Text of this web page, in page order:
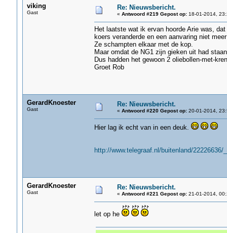
viking
Gast
Re: Nieuwsbericht.
« Antwoord #219 Gepost op:18-01-2014,
Het laatste wat ik ervan hoorde Arie was,
koers veranderde en een aanvaring niet
Ze schampten elkaar met de kop.
Maar omdat de NG1 zijn gieken uit had
Dus hadden het gewoon 2 oliebollen-met-
Groet Rob
GerardKnoester
Gast
Re: Nieuwsbericht.
« Antwoord #220 Gepost op:20-01-2014,
Hier lag ik echt van in een deuk.
http://www.telegraaf.nl/buitenland/
GerardKnoester
Gast
Re: Nieuwsbericht.
« Antwoord #221 Gepost op:21-01-2014,
let op he